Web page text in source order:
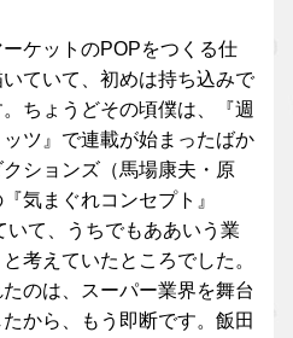
ーケットのPOPをつくる仕
ていて、初めは持ち込みで
ちょうどその頃僕は、『週
ツ』で連載が始まったばか
ションズ（馬場康夫・原
気まぐれコンセプト』
いて、うちでもああいう業
考えていたところでした。
のは、スーパー業界を舞台
から、もう即断です。飯田